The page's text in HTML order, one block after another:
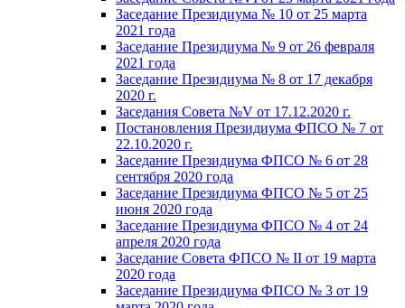
Заседание Президиума № 10 от 25 марта
2021 года
Заседание Президиума № 9 от 26 февраля
2021 года
Заседание Президиума № 8 от 17 декабря
2020 г.
Заседания Совета №V от 17.12.2020 г.
Постановления Президиума ФПСО № 7 от
22.10.2020 г.
Заседание Президиума ФПСО № 6 от 28
сентября 2020 года
Заседание Президиума ФПСО № 5 от 25
июня 2020 года
Заседание Президиума ФПСО № 4 от 24
апреля 2020 года
Заседание Совета ФПСО № II от 19 марта
2020 года
Заседание Президиума ФПСО № 3 от 19